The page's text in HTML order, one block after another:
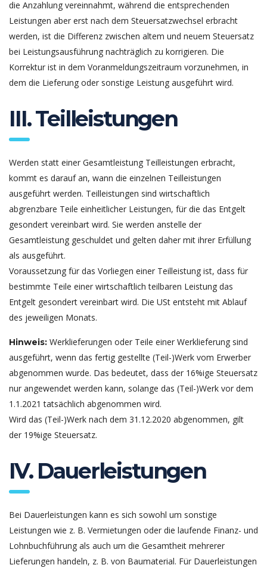
die Anzahlung vereinnahmt, während die entsprechenden
Leistungen aber erst nach dem Steuersatzwechsel erbracht
werden, ist die Differenz zwischen altem und neuem Steuersatz
bei Leistungsausführung nachträglich zu korrigieren. Die
Korrektur ist in dem Voranmeldungszeitraum vorzunehmen, in
dem die Lieferung oder sonstige Leistung ausgeführt wird.
III. Teilleistungen
Werden statt einer Gesamtleistung Teilleistungen erbracht,
kommt es darauf an, wann die einzelnen Teilleistungen
ausgeführt werden. Teilleistungen sind wirtschaftlich
abgrenzbare Teile einheitlicher Leistungen, für die das Entgelt
gesondert vereinbart wird. Sie werden anstelle der
Gesamtleistung geschuldet und gelten daher mit ihrer Erfüllung
als ausgeführt.
Voraussetzung für das Vorliegen einer Teilleistung ist, dass für
bestimmte Teile einer wirtschaftlich teilbaren Leistung das
Entgelt gesondert vereinbart wird. Die USt entsteht mit Ablauf
des jeweiligen Monats.
Hinweis: Werklieferungen oder Teile einer Werklieferung sind
ausgeführt, wenn das fertig gestellte (Teil-)Werk vom Erwerber
abgenommen wurde. Das bedeutet, dass der 16%ige Steuersatz
nur angewendet werden kann, solange das (Teil-)Werk vor dem
1.1.2021 tatsächlich abgenommen wird.
Wird das (Teil-)Werk nach dem 31.12.2020 abgenommen, gilt
der 19%ige Steuersatz.
IV. Dauerleistungen
Bei Dauerleistungen kann es sich sowohl um sonstige
Leistungen wie z. B. Vermietungen oder die laufende Finanz- und
Lohnbuchführung als auch um die Gesamtheit mehrerer
Lieferungen handeln, z. B. von Baumaterial. Für Dauerleistungen